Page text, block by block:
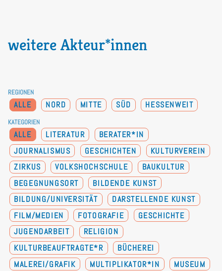
weitere Akteur*innen
REGIONEN
ALLE NORD MITTE SÜD HESSENWEIT
KATEGORIEN
ALLE LITERATUR
BERATER*IN
JOURNALISMUS
GESCHICHTEN
KULTURVEREIN
ZIRKUS
VOLKSHOCHSCHULE
BAUKULTUR
BEGEGNUNGSORT
BILDENDE KUNST
BILDUNG/UNIVERSITÄT
DARSTELLENDE KUNST
FILM/MEDIEN
FOTOGRAFIE
GESCHICHTE
JUGENDARBEIT
RELIGION
KULTURBEAUFTRAGTE*R
BÜCHEREI
MALEREI/GRAFIK
MULTIPLIKATOR*IN
MUSEUM